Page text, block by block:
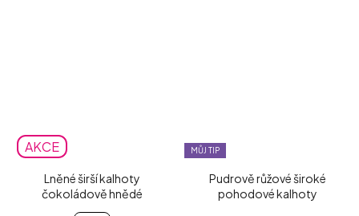
AKCE
Lněné širší kalhoty
čokoládově hnědé
MŮJ TIP
Pudrově růžové široké
pohodové kalhoty